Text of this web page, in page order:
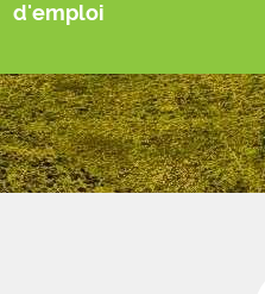
d'emploi